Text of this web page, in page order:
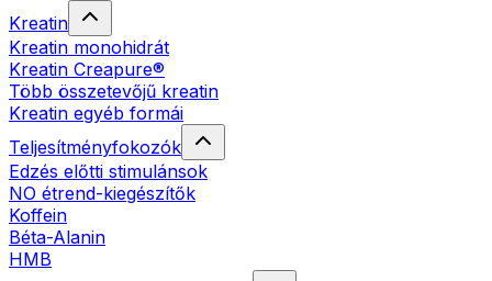
Kreatin
Kreatin monohidrát
Kreatin Creapure®
Több összetevőjű kreatin
Kreatin egyéb formái
Teljesítményfokozók
Edzés előtti stimulánsok
NO étrend-kiegészítők
Koffein
Béta-Alanin
HMB